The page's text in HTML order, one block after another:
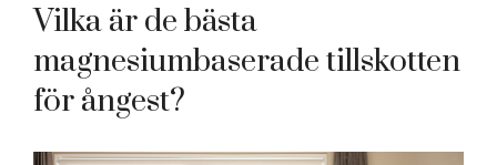
Vilka är de bästa
magnesiumbaserade tillskotten
för ångest?